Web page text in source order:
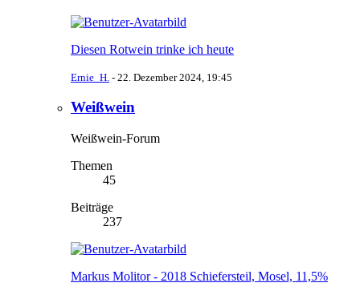
Diesen Rotwein trinke ich heute
Ernie_H. - 22. Dezember 2024, 19:45
Weißwein
Weißwein-Forum
Themen
45
Beiträge
237
Markus Molitor - 2018 Schiefersteil, Mosel, 11,5%